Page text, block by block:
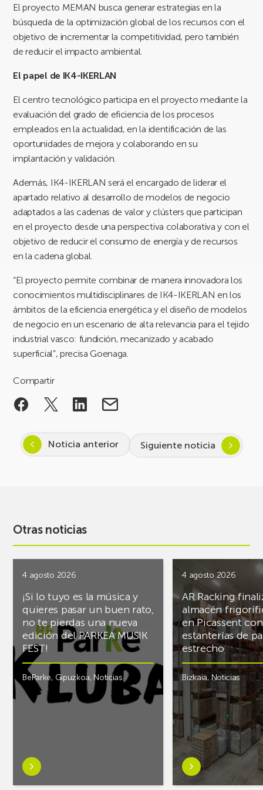
El proyecto MEMAN busca generar estrategias en la
búsqueda de la optimización global de los recursos con el
objetivo de incrementar la competitividad, pero también
de reducir el impacto ambiental.
El papel de IK4-IKERLAN
El centro tecnológico participa en el proyecto mediante la
evaluación del grado de eficiencia de los procesos
empleados en la actualidad, en la identificación de las
oportunidades de mejora y colaborando en su
implantación y validación.
Además, IK4-IKERLAN será el encargado de liderar el
apartado relativo al desarrollo de modelos de negocio
adaptados a las cadenas de valor y clústers que participan
en el proyecto desde una perspectiva colaborativa y con el
objetivo de reducir el consumo de energía y de recursos
en la cadena global.
“El proyecto permite combinar de manera innovadora los
conocimientos multidisciplinares de IK4-IKERLAN en los
ámbitos de la eficiencia energética y el diseño de modelos
de negocio en un escenario de alta relevancia para el tejido
industrial vasco: fundición, mecanizado y acabado
superficial”, precisa Goenaga.
Compartir
Noticia anterior Siguiente noticia
Otras noticias
4 agosto 2026
¡Si lo tuyo es la música y
quieres pasar un buen rato,
no te pierdas una nueva
edición del PARKEA MUSIK
FEST!
BeParke, Gipuzkoa, Noticias
Saber
más
4 agosto 2026
AR Racking
almacén
en Picassent con
estanterías de
estrecho
Bizkaia,Noticias
Saber
más